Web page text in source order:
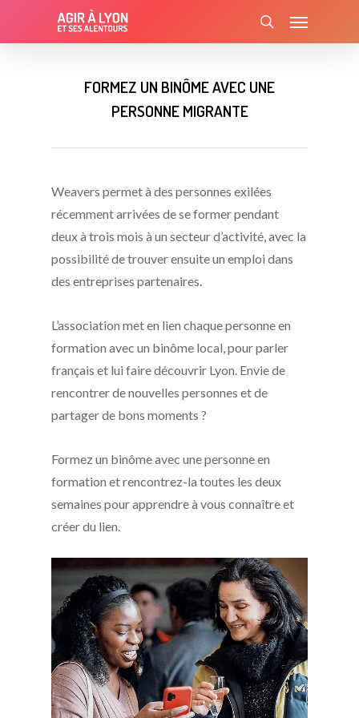
Menu
FORMEZ UN BINÔME AVEC UNE
PERSONNE MIGRANTE
Weavers permet à des personnes exilées
récemment arrivées de se former pendant
deux à trois mois à un secteur d’activité, avec la
possibilité de trouver ensuite un emploi dans
des entreprises partenaires.
L’association met en lien chaque personne en
formation avec un binôme local, pour parler
français et lui faire découvrir Lyon. Envie de
rencontrer de nouvelles personnes et de
partager de bons moments ?
Formez un binôme avec une personne en
formation et rencontrez-la toutes les deux
semaines pour apprendre à vous connaître et
créer du lien.